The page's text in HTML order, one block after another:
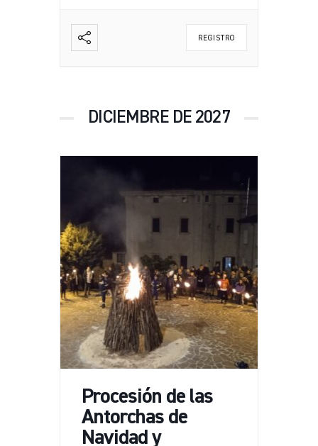
REGISTRO
DICIEMBRE DE 2027
Procesión de las
Antorchas de
Navidad y